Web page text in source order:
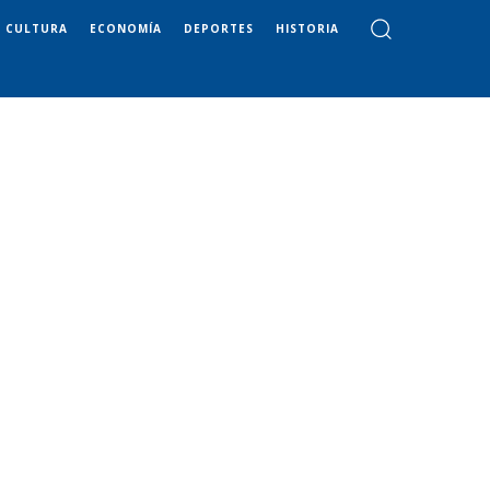
CULTURA ECONOMÍA DEPORTES HISTORIA